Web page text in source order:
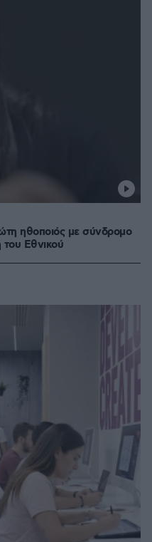
ηθοποιός με σύνδρομο
Εθνικού